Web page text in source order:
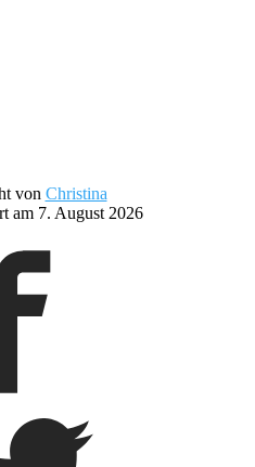
von Christina
am 7. August 2026